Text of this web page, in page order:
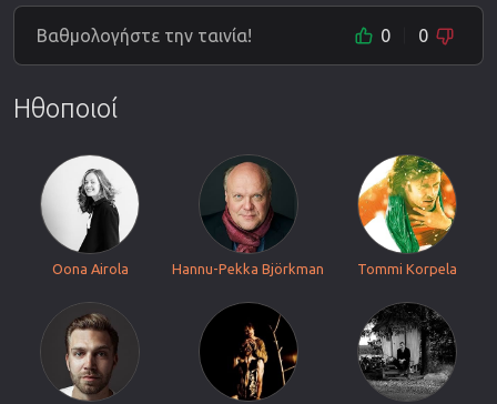
Βαθμολογήστε την ταινία! 0 0
Ηθοποιοί
Oona Airola Hannu-Pekka Björkman Tommi Korpela